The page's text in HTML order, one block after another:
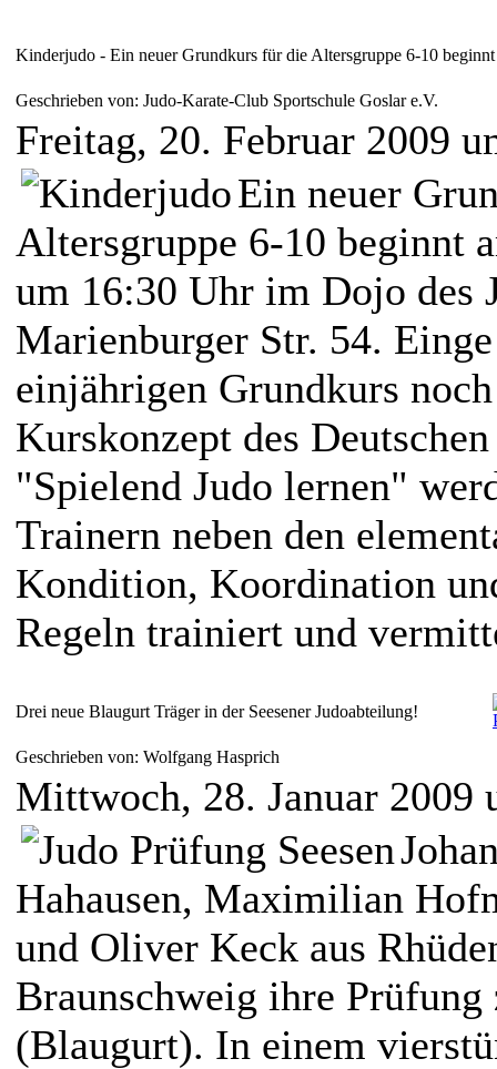
Kinderjudo - Ein neuer Grundkurs für die Altersgruppe 6-10
Geschrieben von: Judo-Karate-Club Sportschule Goslar e.V.
Freitag, 20. Februar 2009
Ein neuer
Altersgruppe 6-10 beginnt
um 16:30 Uhr im Dojo des
Marienburger Str. 54.
einjährigen Grundkurs
Kurskonzept des
"Spielend Judo lernen"
Trainern neben den
Kondition, Koordination
Regeln trainiert und
Drei neue Blaugurt Träger in der Seesener Judoabteilung!
Geschrieben von: Wolfgang Hasprich
Mittwoch, 28. Januar 2009
Hahausen, Maximilian
und Oliver Keck aus
Braunschweig ihre
(Blaugurt). In einem